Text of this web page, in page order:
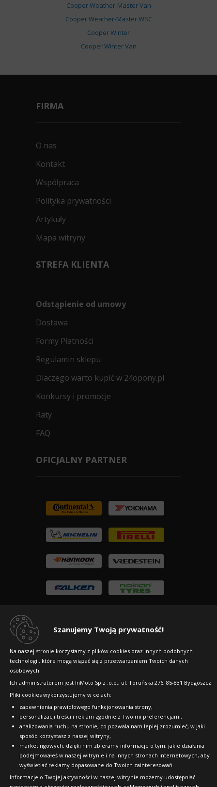
Szanujemy Twoją prywatność!
Na naszej stronie korzystamy z plików cookies oraz innych podobnych
technologii, które mogą wiązać się z przetwarzaniem Twoich danych
osobowych.
Ich administratorem jest InMoto Sp z .o.o., ul. Toruńska 276, 85-831 Bydgoszcz.
Pliki cookies wykorzystujemy w celach:
zapewnienia prawidłowego funkcjonowania strony,
personalizacji treści i reklam zgodnie z Twoimi preferencjami,
analizowania ruchu na stronie, co pozwala nam lepiej zrozumieć, w jaki
sposób korzystasz z naszej witryny,
marketingowych, dzięki nim zbieramy informacje o tym, jakie działania
podejmowałeś w naszej witrynie i na innych stronach internetowych, aby
wyświetlać reklamy dopasowane do Twoich zainteresowań.
Informacje o Twojej aktywności w naszej witrynie możemy udostępniać
Cooper Weather-Master Van
Cooper Weather-Master WSC
Cooper Winter
Cooper Winter Van
FIRMA
O nas
Kontakt
Współpraca
Polityka prywatności
Artykuły
Mapa witryny
STREFA KLIENTA
Odstąpienie od umowy
Dostawa
Formy Płatności
Regulamin sklepu
Dlaczego warto kupić w 24opony.pl
Konkursy i promocje
Raty
FAQ
OFICJALNY PARTNER
Copyright © 2010-2026 24opony.pl. Wszelkie